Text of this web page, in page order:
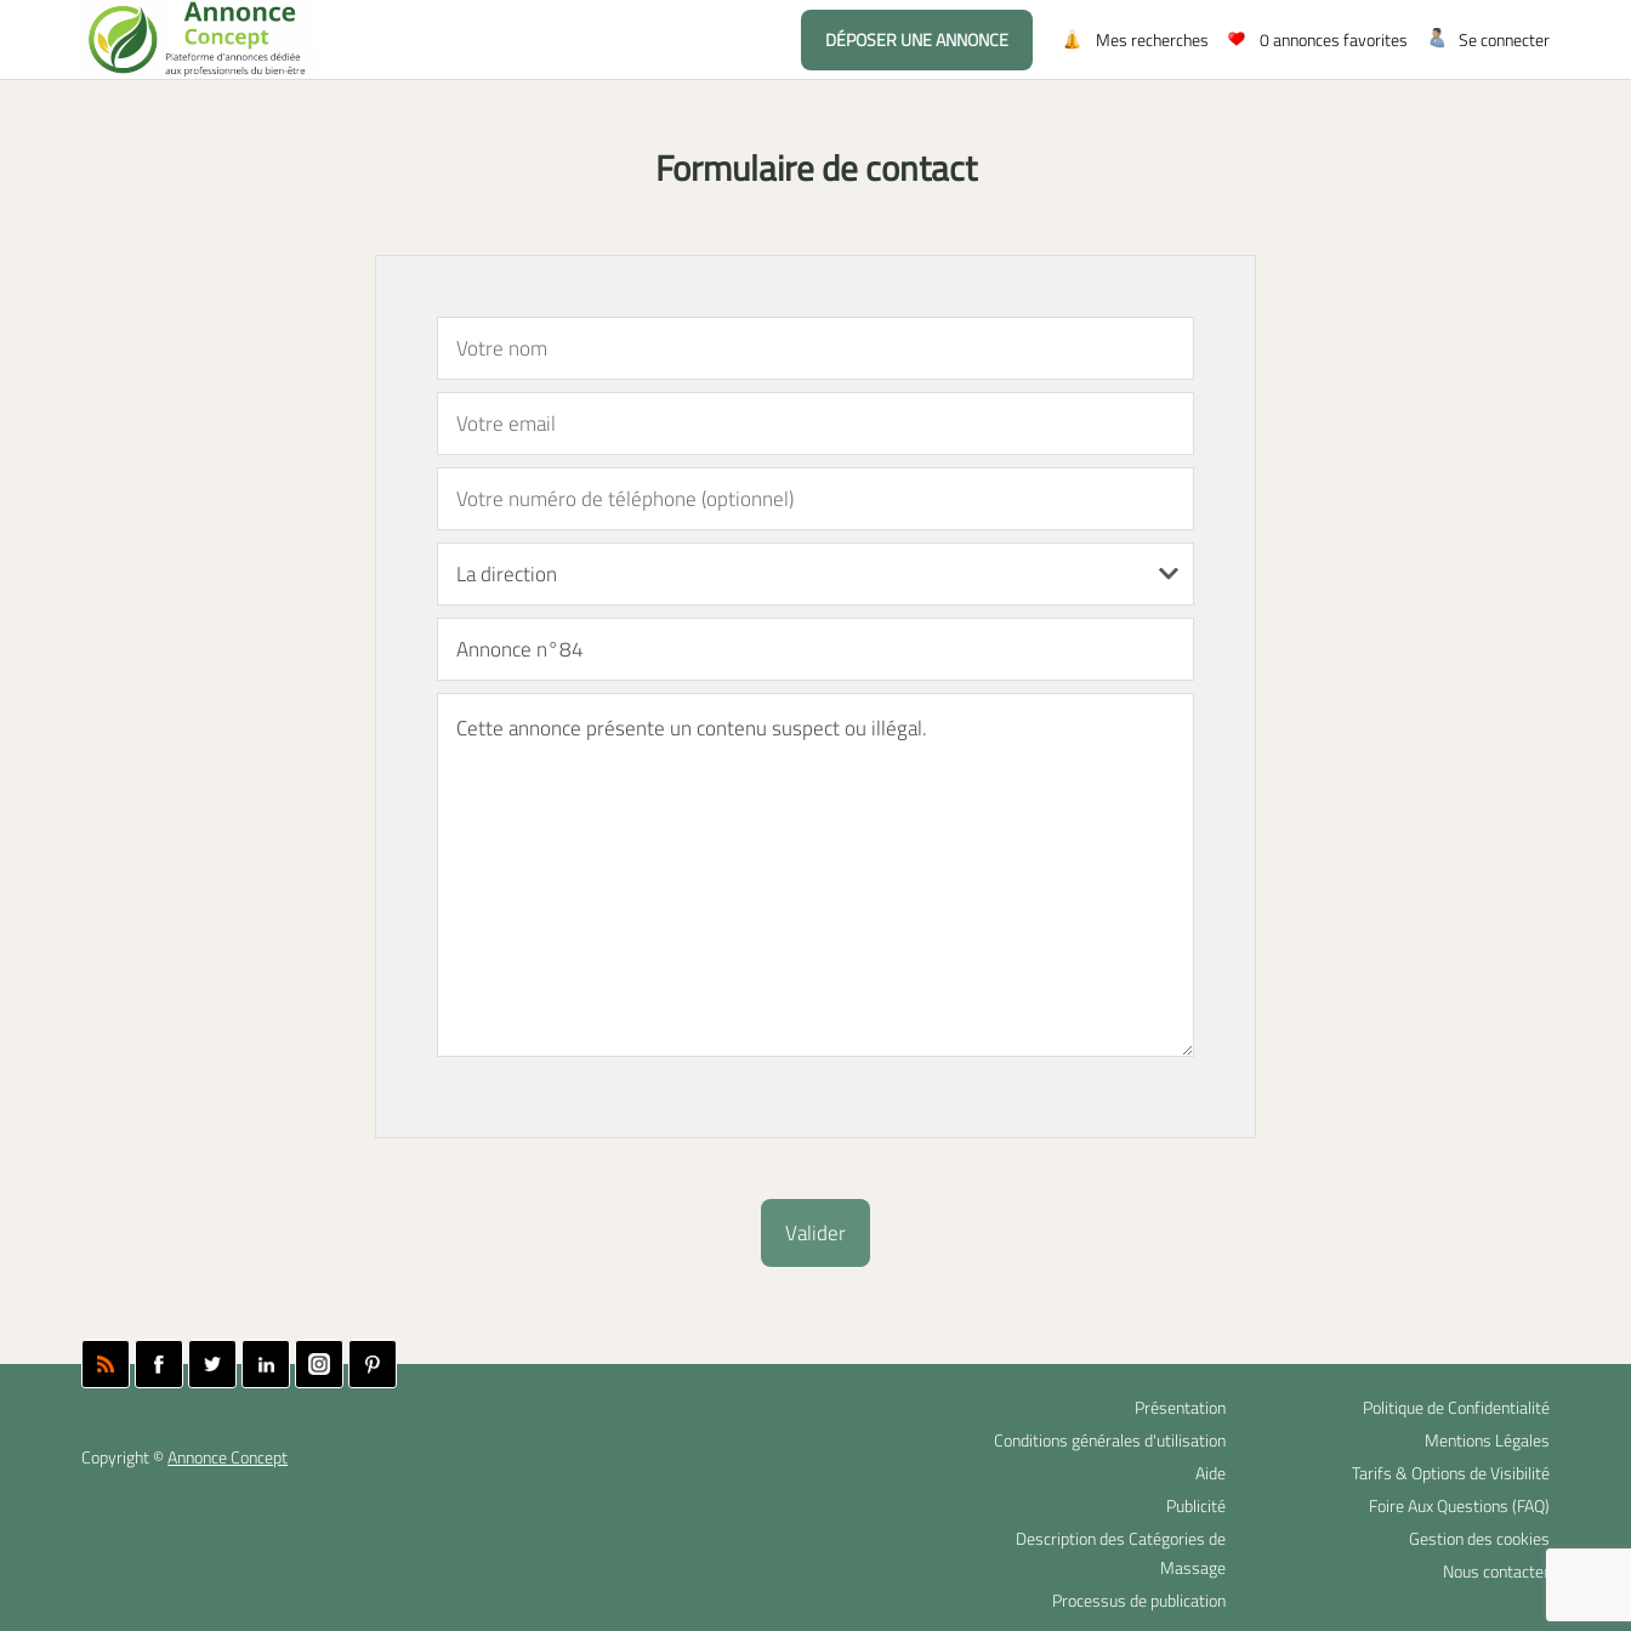
DÉPOSER UNE ANNONCE Mes recherches 0annonces favorites Se connecter
Formulaire de contact
Copyright ©Annonce Concept
Présentation
Conditions générales d'utilisation
Aide
Publicité
Description des Catégories de
Massage
Processus de publication
Politique de Confidentialité
Mentions Légales
Tarifs & Options de Visibilité
Foire Aux Questions (FAQ)
Gestion des cookies
Nous contacter